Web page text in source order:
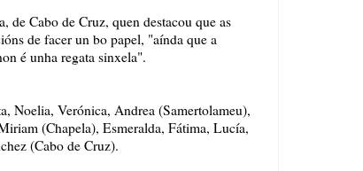
de Cabo de Cruz, quen destacou que as
de facer un bo papel, "aínda que a
é unha regata sinxela".
Noelia, Verónica, Andrea (Samertolameu),
(Chapela), Esmeralda, Fátima, Lucía,
(Cabo de Cruz).